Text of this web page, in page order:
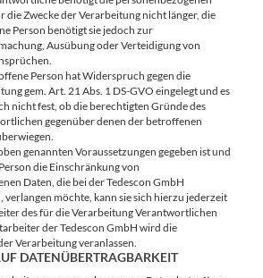
die Zwecke der Verarbeitung nicht länger, die
Person benötigt sie jedoch zur
Ausübung oder Verteidigung von
Person hat Widerspruch gegen die
gem. Art. 21 Abs. 1 DS-GVO eingelegt und es
nicht fest, ob die berechtigten Gründe des
gegenüber denen der betroffenen
genannten Voraussetzungen gegeben ist und
die Einschränkung von
Daten, die bei der Tedescon GmbH
verlangen möchte, kann sie sich hierzu jederzeit
des für die Verarbeitung Verantwortlichen
der Tedescon GmbH wird die
Verarbeitung veranlassen.
DATENÜBERTRAGBARKEIT